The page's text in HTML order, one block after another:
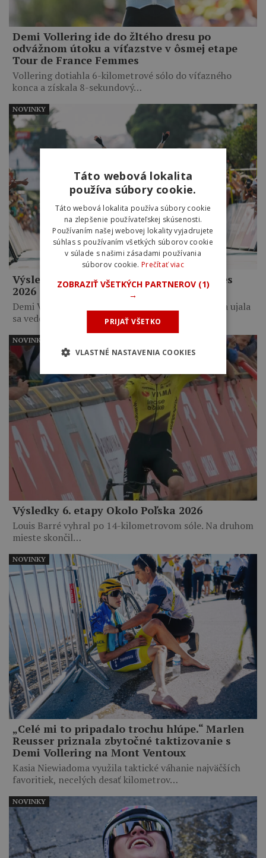
Demi Vollering ide do žltého dresu po
odvážnom útoku a víťazstve v ôsmej etape
Tour de France Femmes
Vollering dotiahla 6-kilometrové sólo do víťazného
konca a získala 8-sekundový…
Výsledky 8. etapy Tour de France Femmes
2026
Demi Vollering zvíťazila po 6-kilometrovom sóle a ujala
sa vedenia…
NOVINKY
Výsledky 6. etapy Okolo Poľska 2026
Louis Barré vyhral po 14-kilometrovom sóle. Na druhom
mieste skončil…
NOVINKY
„Celé mi to pripadalo trochu hlúpe.“ Marlen
Reusser priznala zbytočné taktizovanie s
Demi Vollering na Mont Ventoux
Kasia Niewiadoma využila taktické váhanie najväčších
favoritiek, necelých desať kilometrov…
NOVINKY
NOVINKY
Táto webová lokalita
používa súbory cookie.
Táto webová lokalita používa súbory cookie
na zlepšenie používateľskej skúsenosti.
Používaním našej webovej lokality vyjadrujete
súhlas s používaním všetkých súborov cookie
v súlade s našimi zásadami používania
súborov cookie. Prečítať viac
ZOBRAZIŤ VŠETKÝCH PARTNEROV (1)
→
PRIJAŤ VŠETKO
VLASTNÉ NASTAVENIA COOKIES